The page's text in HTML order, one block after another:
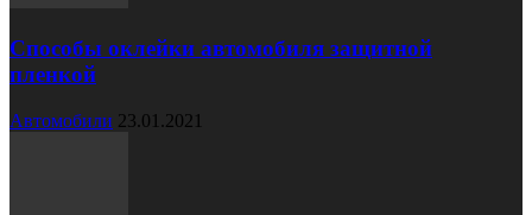
Способы оклейки автомобиля защитной
пленкой
Автомобили 23.01.2021